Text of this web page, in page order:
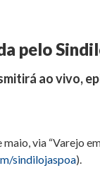
pelo
ao vivo,
via “Varejo
sindilojaspoa).